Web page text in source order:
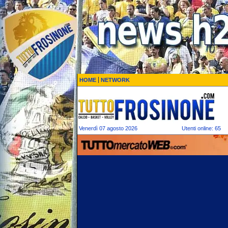
HOME NETWORK
Venerdì 07 agosto 2026 Utenti online: 65